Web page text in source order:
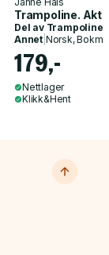
Trampoline.
Del av Trampoline
Annet| Norsk,
179,-
Nettlager
Klikk&Hent